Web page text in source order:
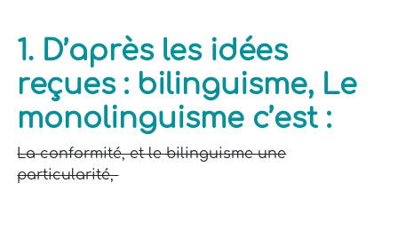
1. D’après les idées
reçues : bilinguisme, Le
monolinguisme c’est :
La conformité, et le bilinguisme une
particularité,